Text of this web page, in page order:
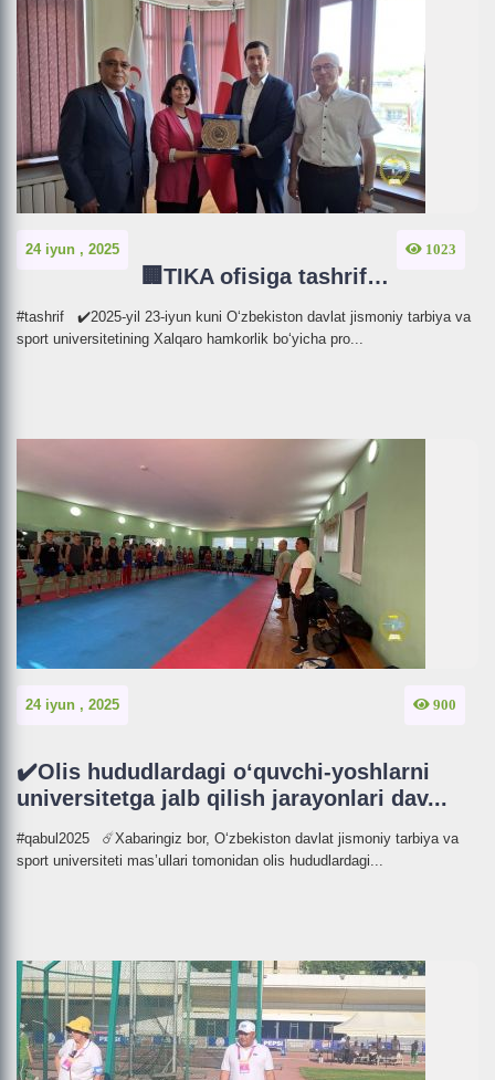
24 iyun , 2025 1023
🏢TIKA ofisiga tashrif…
#tashrif ✔️2025-yil 23-iyun kuni O‘zbekiston davlat jismoniy tarbiya va
sport universitetining Xalqaro hamkorlik bo‘yicha pro...
24 iyun , 2025 900
✔️Olis hududlardagi o‘quvchi-yoshlarni
universitetga jalb qilish jarayonlari dav...
#qabul2025 ☄️Xabaringiz bor, O‘zbekiston davlat jismoniy tarbiya va
sport universiteti mas’ullari tomonidan olis hududlardagi...